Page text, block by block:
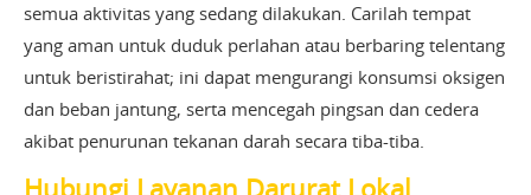
semua aktivitas yang sedang dilakukan. Carilah tempat
yang aman untuk duduk perlahan atau berbaring telentang
untuk beristirahat; ini dapat mengurangi konsumsi oksigen
dan beban jantung, serta mencegah pingsan dan cedera
akibat penurunan tekanan darah secara tiba-tiba.